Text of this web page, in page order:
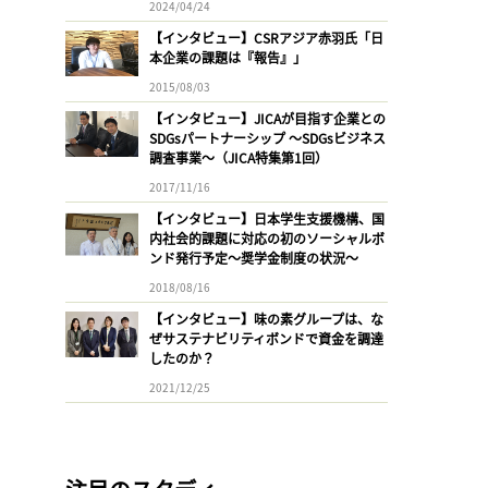
2024/04/24
【インタビュー】CSRアジア赤羽氏「日
本企業の課題は『報告』」
2015/08/03
【インタビュー】JICAが目指す企業との
SDGsパートナーシップ 〜SDGsビジネス
調査事業〜（JICA特集第1回）
2017/11/16
【インタビュー】日本学生支援機構、国
内社会的課題に対応の初のソーシャルボ
ンド発行予定〜奨学金制度の状況〜
2018/08/16
【インタビュー】味の素グループは、な
ぜサステナビリティボンドで資金を調達
したのか？
2021/12/25